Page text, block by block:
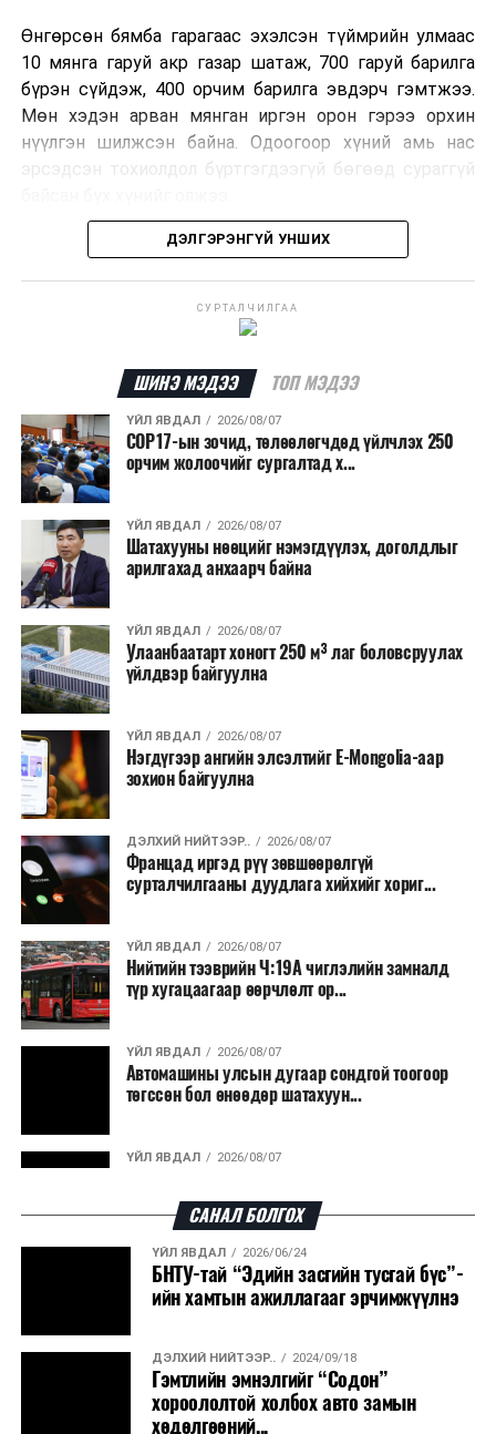
Өнгөрсөн бямба гарагаас эхэлсэн түймрийн улмаас
10 мянга гаруй акр газар шатаж, 700 гаруй барилга
бүрэн сүйдэж, 400 орчим барилга эвдэрч гэмтжээ.
Мөн хэдэн арван мянган иргэн орон гэрээ орхин
нүүлгэн шилжсэн байна. Одоогоор хүний амь нас
эрсэдсэн тохиолдол бүртгэгдээгүй бөгөөд сураггүй
Албаныхны мэдээлснээр түймрийн нэг голомтыг
шатаасан гэх үндэслэлээр эрүүгийн хэрэг үүсгэн
шалтгааныг үргэлжлүүлэн тогтоож байгаа бөгөөд
аянгын улмаас үүсээгүй гэж үзэж байгаа аж.
Одоогоор АНУ даяар 13 мужид 90 гаруй томоохон ой,
хээрийн түймэр идэвхтэй үргэлжилж байгаагийн
талаас илүү нь Орегон болон Вашингтон мужид
бүртгэгдсэн байна. Цаг уурын байгууллагууд ойрын
өдрүүдэд агаарын температур дахин огцом
нэмэгдэж, хуурайшилт эрчимжих төлөвтэй байгааг
анхааруулсан бөгөөд энэ нь гал унтраах ажиллагаанд
шинэ сорилт учруулж болзошгүйг онцолжээ.
ДЭЛГЭРЭНГҮЙ УНШИХ
СУРТАЛЧИЛГАА
ШИНЭ МЭДЭЭ ТОП МЭДЭЭ
ҮЙЛ ЯВДАЛ 2026/08/07
COP17-ын зочид, төлөөлөгчдөд үйлчлэх 250
орчим жолоочийг сургалтад х...
ҮЙЛ ЯВДАЛ 2026/08/07
Шатахууны нөөцийг нэмэгдүүлэх, доголдлыг
арилгахад анхаарч байна
ҮЙЛ ЯВДАЛ 2026/08/07
Улаанбаатарт хоногт 250 м³ лаг боловсруулах
үйлдвэр байгуулна
ҮЙЛ ЯВДАЛ 2026/08/07
Нэгдүгээр ангийн элсэлтийг E-Mongolia-аар
зохион байгуулна
ДЭЛХИЙ НИЙТЭЭР.. 2026/08/07
Францад иргэд рүү зөвшөөрөлгүй
сурталчилгааны дуудлага хийхийг хориг...
ҮЙЛ ЯВДАЛ 2026/08/07
Нийтийн тээврийн Ч:19А чиглэлийн замналд
түр хугацаагаар өөрчлөлт ор...
ҮЙЛ ЯВДАЛ 2026/08/07
Автомашины улсын дугаар сондгой тоогоор
төгссөн бол өнөөдөр шатахуун...
ҮЙЛ ЯВДАЛ 2026/08/07
ДЭЛХИЙ НИЙТЭЭР..
“Уралдронзавод” компанийн ерөнхий
захирлын автомашиныг дэлбэлжээ...
ҮЙЛ ЯВДАЛ
Сүхбаатар боомтоор тав хоногт 10 мянга гаруй
тонн АИ-92 автобензин и...
САНАЛ БОЛГОХ
ҮЙЛ ЯВДАЛ 2026/06/24
БНТУ-тай “Эдийн засгийн тусгай бүс”-
ийн хамтын ажиллагааг эрчимжүүлнэ
ДЭЛХИЙ НИЙТЭЭР.. 2024/09/18
Гэмтлийн эмнэлгийг “Содон”
хороололтой холбох авто замын
хөдөлгөөний...